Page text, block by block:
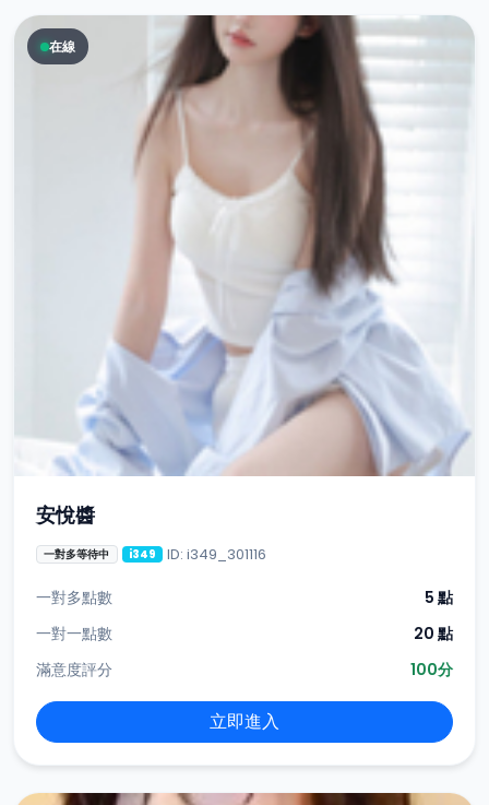
在線
安悅醬
一對多等待中 i349 ID: i349_301116
一對多點數
5 點
一對一點數
20 點
滿意度評分
100分
立即進入